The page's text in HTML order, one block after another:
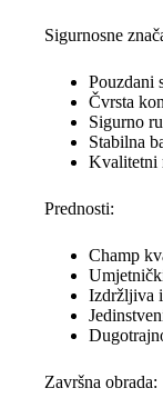
Sigurnosne
Pouzdani
Čvrsta
Sigurno
Stabilna
Kvalitetni
Prednosti:
Champ
Izdržljiva
Završna obrada: